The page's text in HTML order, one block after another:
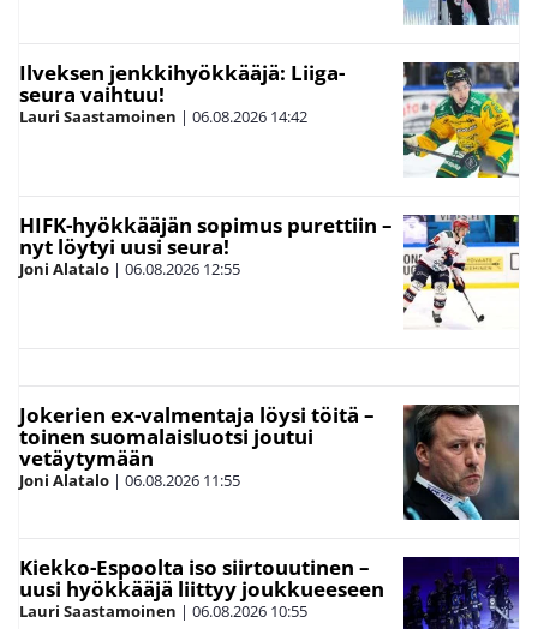
Ilveksen jenkkihyökkääjä: Liiga-
seura vaihtuu!
Lauri Saastamoinen | 06.08.2026 14:42
HIFK-hyökkääjän sopimus purettiin –
nyt löytyi uusi seura!
Joni Alatalo | 06.08.2026 12:55
Jokerien ex-valmentaja löysi töitä –
toinen suomalaisluotsi joutui
vetäytymään
Joni Alatalo | 06.08.2026 11:55
Kiekko-Espoolta iso siirtouutinen –
uusi hyökkääjä liittyy joukkueeseen
Lauri Saastamoinen | 06.08.2026 10:55